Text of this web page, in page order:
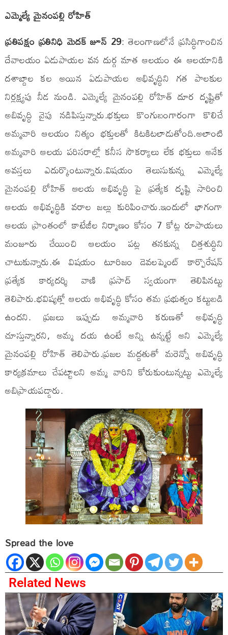
ఎమ్మెల్యే మైనంపల్లి రోహిత్
ప్రతిపక్షం ప్రతినిధి మెదక్ జూన్ 29: తెలంగాణలోనే ప్రసిద్ధిగాంచిన
దేవాలయం ఏడుపాయల వన దుర్గ మాత ఆలయం ఈ ఆలయానికి
దశాబ్దాల కల అయిన ఏడుపాయల అభివృద్ధిని గత పాలకుల
నిర్లక్ష్యపు నీడ నుండి. ఎమ్మెల్యే మైనంపల్లి రోహిత్ దూర దృష్టితో
అబివృద్ధి వైపు నడిపిస్తున్నారు.భక్తులు కొంగుబంగారంగా కొలిచే
అమ్మవారి ఆలయం నిత్యం భక్తులతో కిటకిటలాడుతోంది.అలాంటి
అమ్మవారి ఆలయ పరిసరాల్లో కనీస సౌకర్యాలు లేక భక్తులు అనేక
అవస్తలు ఎదుర్కొంటున్నారు.విషయం తెలుసుకున్న ఎమ్మెల్యే
మైనంపల్లి రోహిత్ ఆలయ అభివృద్ధి పై ప్రత్యేక దృష్టి సారించి
ఆలయ అభివృద్ధికి వరాల జల్లు కురిపించారు.ఇందులో భాగంగా
ఆలయ ప్రాంతంలో కాటేజీల నిర్మాణం కోసం 7 కోట్ల రూపాయలు
మంజూరు చేయించి ఆలయం పట్ల తనకున్న చిత్తశుద్ధిని
చాటుకున్నారు.ఈ విషయం టూరిజం డెవలప్మెంట్ కార్పొరేషన్
ప్రత్యేక కార్యదర్శి వాణి ప్రసాద్ స్వయంగా తెలిపినట్టు
తెలిపారు.భవిష్యత్లో ఆలయ అభివృద్ధి కోసం తమ ప్రభుత్వం కట్టుబడి
ఉందని. ప్రజలు ఇప్పుడు అమ్మవారి కరుణతో అభివృద్ధి
చూస్తున్నారని, అమ్మ దయ ఉంటే అన్ని ఉన్నట్టే అని ఎమ్మెల్యే
మైనంపల్లి రోహిత్ తెలిపారు.ప్రజల మద్దతుతో మరెన్నో అబివృద్ధి
కార్యక్రమాలు చేపట్టాలని అమ్మ వారిని కోరుకుంటున్నట్టు ఎమ్మెల్యే
అబిప్రాయపడ్డారు.
Spread the love
Related News